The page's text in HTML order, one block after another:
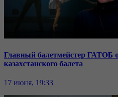
Главный балетмейстер ГАТОБ
казахстанского балета
17 июня, 19:33